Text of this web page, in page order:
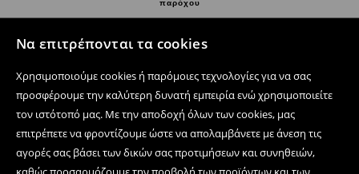
Να επιτρέπονται τα cookies
Χρησιμοποιούμε cookies ή παρόμοιες τεχνολογίες για να σας
προσφέρουμε την καλύτερη δυνατή εμπειρία ενώ χρησιμοποιείτε
τον ιστότοπό μας. Με την αποδοχή όλων των cookies, μας
επιτρέπετε να φροντίζουμε ώστε να απολαμβάνετε με άνεση τις
αγορές σας βάσει των δικών σας προτιμήσεων και συνηθειών,
παρόχου
Ακολουθήστε μας
Κέντρο βοήθειας